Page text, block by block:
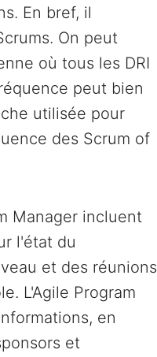
En bref, il
On peut
où tous les DRI
peut bien
utilisée pour
des Scrum of
Manager incluent
l'état du
et des réunions
L'Agile Program
en
et